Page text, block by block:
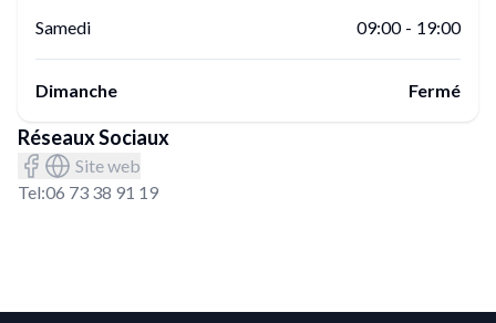
Samedi 09:00 - 19:00
Dimanche Fermé
Réseaux Sociaux
Site web
Tel:06 73 38 91 19